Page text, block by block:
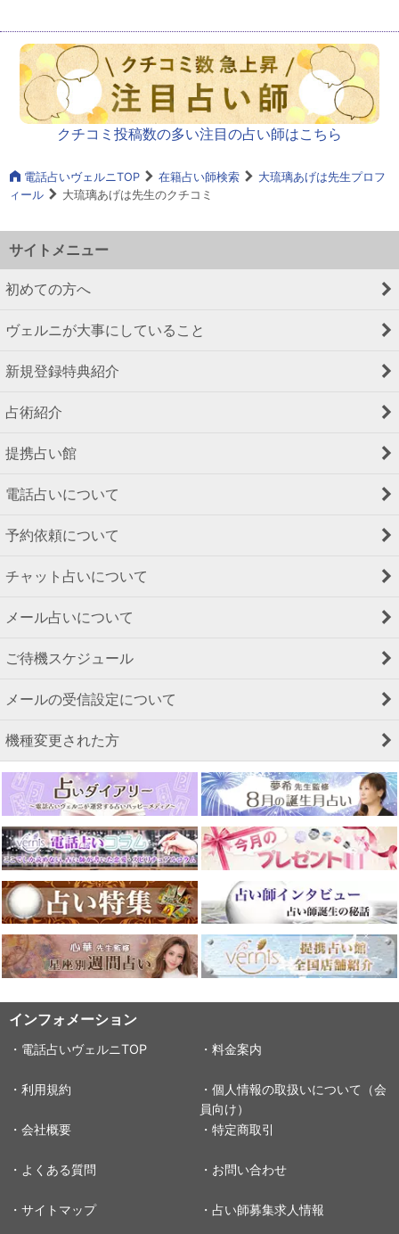
クチコミ投稿数の多い注目の占い師はこちら
電話占いヴェルニTOP 在籍占い師検索
大琉璃あげは先生プロフ
ィール
大琉璃あげは先生のクチコミ
サイトメニュー
初めての方へ
ヴェルニが大事にしていること
新規登録特典紹介
占術紹介
提携占い館
電話占いについて
予約依頼について
チャット占いについて
メール占いについて
ご待機スケジュール
メールの受信設定について
機種変更された方
インフォメーション
・電話占いヴェルニTOP ・料金案内
・利用規約
・個人情報の取扱いについて（会
員向け）
・会社概要
・特定商取引
・よくある質問 ・お問い合わせ
・サイトマップ ・占い師募集求人情報